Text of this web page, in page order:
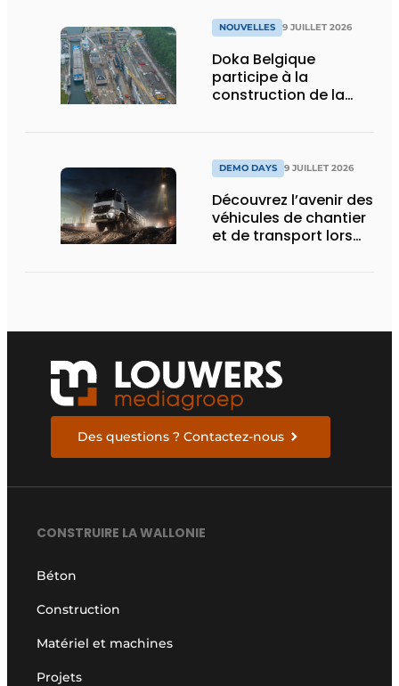
NOUVELLES 9 JUILLET 2026
Doka Belgique
participe à la
construction de la
DEMO DAYS 9 JUILLET 2026
Découvrez l’avenir des
véhicules de chantier
et de transport lors
Des questions ? Contactez-nous
CONSTRUIRE LA WALLONIE
Béton
Construction
Matériel et machines
Projets